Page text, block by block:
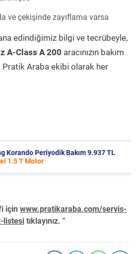
ve çekişinde zayıflama varsa
edindiğimiz bilgi ve tecrübeyle,
A-Class A 200 aracınızın bakım
Pratik Araba ekibi olarak her
Periyodik Bakım 9.937 TL
T Motor
için www.pratikaraba.com/servis-
listesi tıklayınız. "